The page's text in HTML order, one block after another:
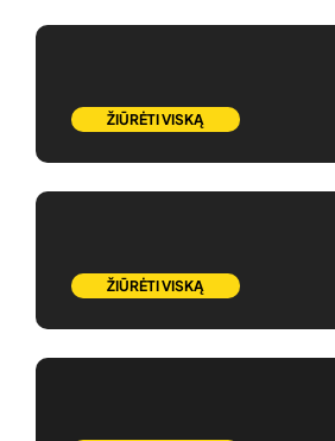
ŽIŪRĖTI VISKĄ
ŽIŪRĖTI VISKĄ